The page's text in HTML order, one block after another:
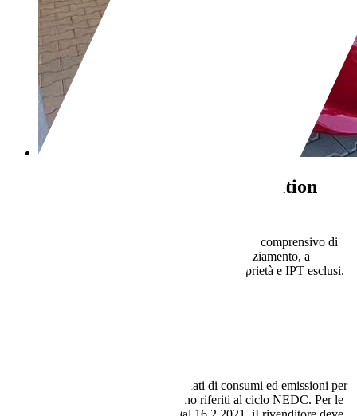
Rio IV 2017 1.2 Evolution
Prezzo finale offerto al pubblico, comprensivo di
IVA, non vincolato all’acquisto di un finanziamento, a
permuta o rottamazione. Passaggio di proprietà e IPT esclusi.
I dati di consumi ed emissioni per
le auto usate si intendono riferiti al ciclo NEDC. Per le